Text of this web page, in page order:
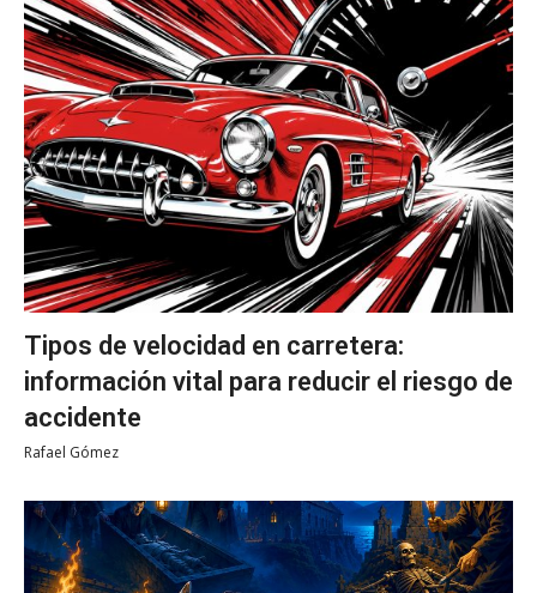
Tipos de velocidad en carretera:
información vital para reducir el riesgo de
accidente
Rafael Gómez